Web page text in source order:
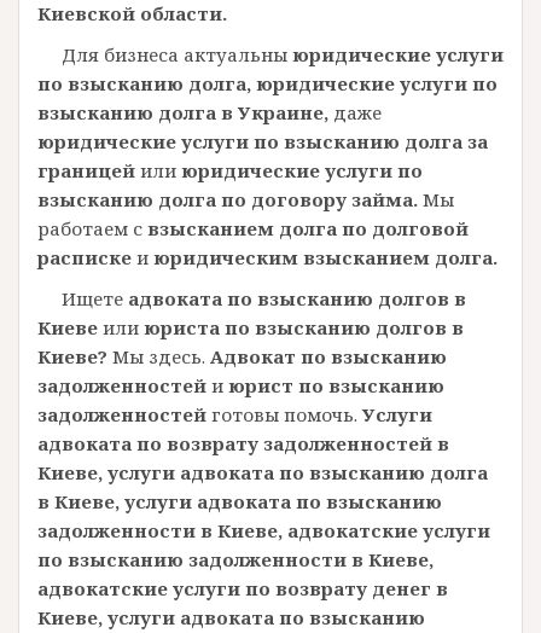
Киевской области.
Для бизнеса актуальны юридические услуги
по взысканию долга, юридические услуги по
взысканию долга в Украине, даже
юридические услуги по взысканию долга за
границей или юридические услуги по
взысканию долга по договору займа. Мы
работаем с взысканием долга по долговой
расписке и юридическим взысканием долга.
Ищете адвоката по взысканию долгов в
Киеве или юриста по взысканию долгов в
Киеве? Мы здесь. Адвокат по взысканию
задолженностей и юрист по взысканию
задолженностей готовы помочь.Услуги
адвоката по возврату задолженностей в
Киеве, услуги адвоката по взысканию долга
в Киеве, услуги адвоката по взысканию
задолженности в Киеве, адвокатские услуги
по взысканию задолженности в Киеве,
адвокатские услуги по возврату денег в
Киеве, услуги адвоката по взысканию